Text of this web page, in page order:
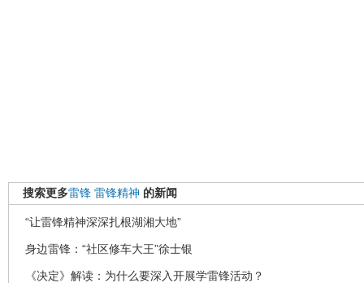
搜索更多雷锋 雷锋精神 的新闻
“让雷锋精神深深扎根湖湘大地”
身边雷锋：“社区修车大王”徐士银
《决定》解读：为什么要深入开展学雷锋活动？